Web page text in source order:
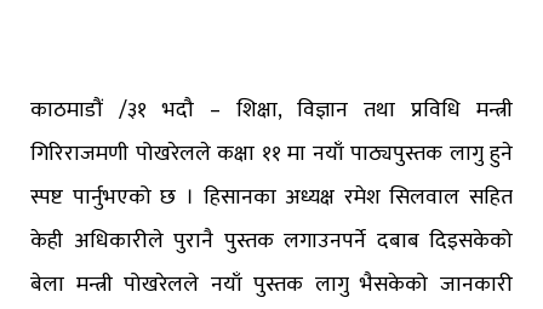
काठमाडौं /३१ भदौ – शिक्षा, विज्ञान तथा प्रविधि मन्त्री
गिरिराजमणी पोखरेलले कक्षा ११ मा नयाँ पाठ्यपुस्तक लागु हुने
स्पष्ट पार्नुभएको छ । हिसानका अध्यक्ष रमेश सिलवाल सहित
केही अधिकारीले पुरानै पुस्तक लगाउनपर्ने दबाब दिइसकेको
बेला मन्त्री पोखरेलले नयाँ पुस्तक लागु भैसकेको जानकारी